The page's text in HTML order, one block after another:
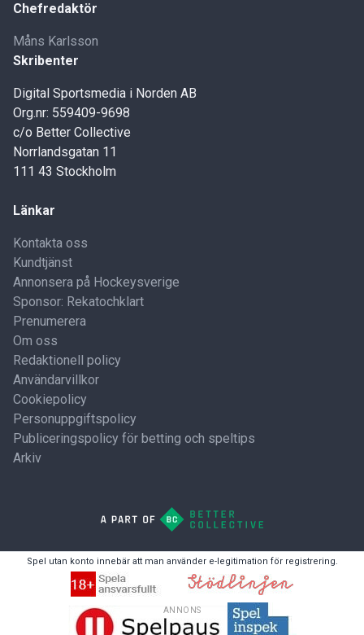
ANNONS
Chefredaktör
Måns Karlsson
Skribenter
Digital Sportsmedia i Norden AB
Org.nr: 559409-9698
c/o Better Collective
Norrlandsgatan 11
111 43 Stockholm
Länkar
Kontakta oss
Kundtjänst
Annonsera på Hockeysverige
Sponsor: Rekatochklart
Prenumerera
Om oss
Redaktionell policy
Användarvillkor
Cookiepolicy
Personuppgiftspolicy
Publiceringspolicy för betting och speltips
Arkiv
Spel utan konto innebär att man använder e-legitimation för registrering.